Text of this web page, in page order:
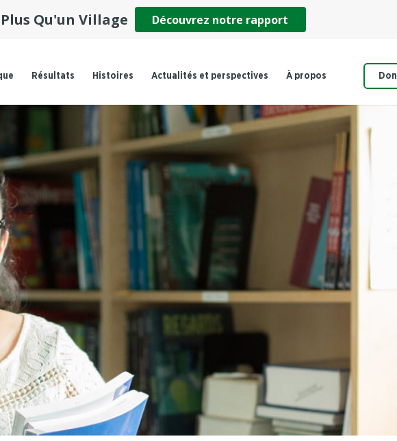
Qu'un Village Découvrez notre rapport
Résultats Histoires Actualités et perspectives À propos